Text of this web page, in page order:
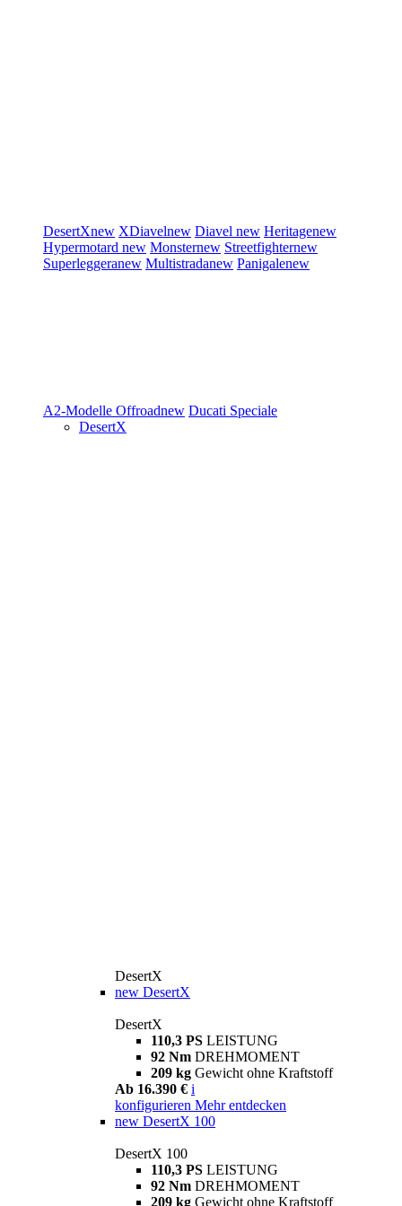
DesertXnew XDiavelnew Diavel new Heritagenew
Hypermotard new Monsternew Streetfighternew
Superleggeranew Multistradanew Panigalenew
A2-Modelle Offroadnew Ducati Speciale
DesertX
DesertX
new DesertX
DesertX
110,3 PS LEISTUNG
92 Nm DREHMOMENT
209 kg Gewicht ohne Kraftstoff
Ab 16.390 € i
konfigurieren Mehr entdecken
new DesertX 100
DesertX 100
110,3 PS LEISTUNG
92 Nm DREHMOMENT
209 kg Gewicht ohne Kraftstoff